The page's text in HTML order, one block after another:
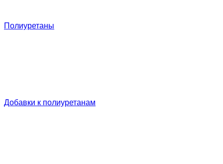
Полиуретаны
Добавки к полиуретанам